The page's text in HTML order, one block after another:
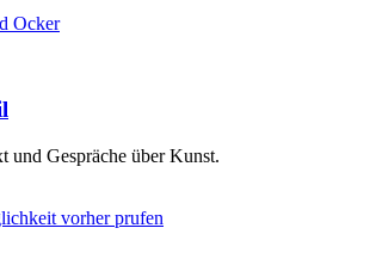
und Gespräche über Kunst.